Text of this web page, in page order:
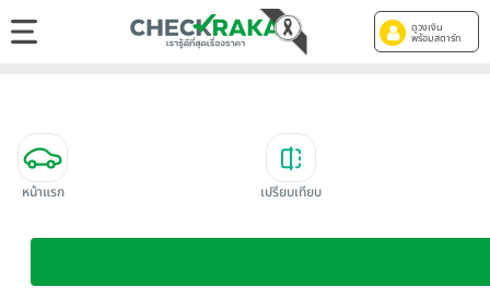
ดูวงเงิน
พร้อมสตาร์ท
หน้าแรก เปรียบเทียบ